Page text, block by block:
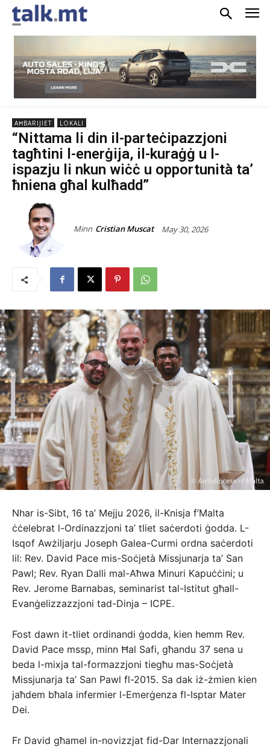
AĦBARIJIET LOKALI
“Nittama li din il-parteċipazzjoni
tagħtini l-enerġija, il-kuraġġ u l-
ispazju li nkun wiċċ u opportunità ta’
ħniena għal kulħadd”
Minn Cristian Muscat May 30, 2026
Nhar is-Sibt, 16 ta’ Mejju 2026, il-Knisja f’Malta
ċċelebrat l-Ordinazzjoni ta’ tliet saċerdoti ġodda. L-
Isqof Awżiljarju Joseph Galea-Curmi ordna saċerdoti
lil: Rev. David Pace mis-Soċjetà Missjunarja ta’ San
Pawl; Rev. Ryan Dalli mal-Aħwa Minuri Kapuċċini; u
Rev. Jerome Barnabas, seminarist tal-Istitut għall-
Evanġelizzazzjoni tad-Dinja – ICPE.
Fost dawn it-tliet ordinandi ġodda, kien hemm Rev.
David Pace mssp, minn Ħal Safi, għandu 37 sena u
beda l-mixja tal-formazzjoni tiegħu mas-Soċjetà
Missjunarja ta’ San Pawl fl-2015. Sa dak iż-żmien kien
jaħdem bħala infermier l-Emerġenza fl-Isptar Mater
Dei.
Fr David għamel in-novizzjat fid-Dar Internazzjonali